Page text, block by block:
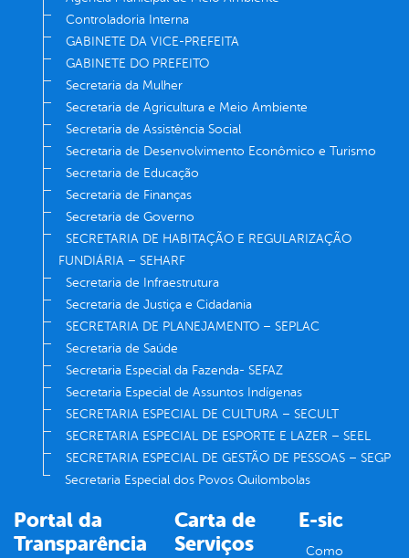
Controladoria Interna
GABINETE DA VICE-PREFEITA
GABINETE DO PREFEITO
Secretaria da Mulher
Secretaria de Agricultura e Meio Ambiente
Secretaria de Assistência Social
Secretaria de Desenvolvimento Econômico e Turismo
Secretaria de Educação
Secretaria de Finanças
Secretaria de Governo
SECRETARIA DE HABITAÇÃO E REGULARIZAÇÃO
FUNDIÁRIA – SEHARF
Secretaria de Infraestrutura
Secretaria de Justiça e Cidadania
SECRETARIA DE PLANEJAMENTO – SEPLAC
Secretaria de Saúde
Secretaria Especial da Fazenda- SEFAZ
Secretaria Especial de Assuntos Indígenas
SECRETARIA ESPECIAL DE CULTURA – SECULT
SECRETARIA ESPECIAL DE ESPORTE E LAZER – SEEL
SECRETARIA ESPECIAL DE GESTÃO DE PESSOAS – SEGP
Secretaria Especial dos Povos Quilombolas
Portal da
Transparência
Carta de
Serviços
E-sic
Como